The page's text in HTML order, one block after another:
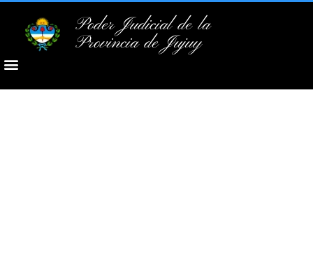
Poder Judicial de la
Provincia de Jujuy